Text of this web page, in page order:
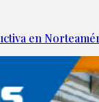
en